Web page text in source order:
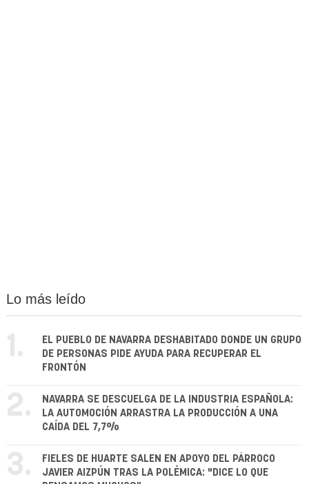
Lo más leído
1.
EL PUEBLO DE NAVARRA DESHABITADO DONDE UN GRUPO
DE PERSONAS PIDE AYUDA PARA RECUPERAR EL
FRONTÓN
2.
NAVARRA SE DESCUELGA DE LA INDUSTRIA ESPAÑOLA:
LA AUTOMOCIÓN ARRASTRA LA PRODUCCIÓN A UNA
CAÍDA DEL 7,7%
3.
FIELES DE HUARTE SALEN EN APOYO DEL PÁRROCO
JAVIER AIZPÚN TRAS LA POLÉMICA: "DICE LO QUE